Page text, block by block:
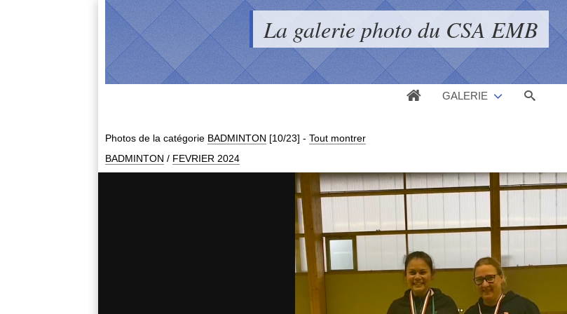
La galerie photo du CSA EMB
GALERIE
Photos de la catégorie BADMINTON [10/23] - Tout montrer
BADMINTON / FEVRIER 2024